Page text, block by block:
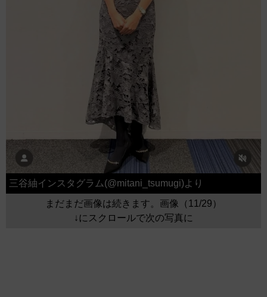
三谷紬インスタグラム(@mitani_tsumugi)より
まだまだ画像は続きます。画像（11/29）
↓にスクロールで次の写真に